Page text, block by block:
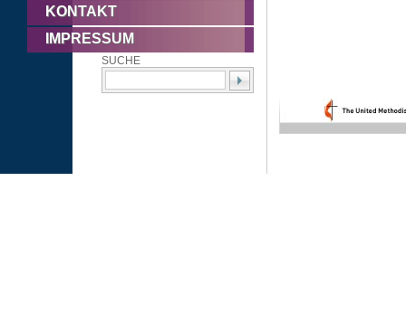
KONTAKT
IMPRESSUM
SUCHE